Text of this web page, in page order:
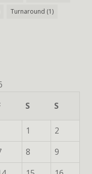
Turnaround (1)
S S
1
2
8
9